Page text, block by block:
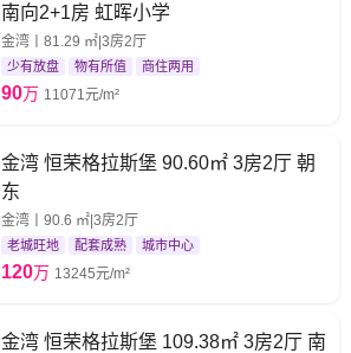
南向2+1房 虹晖小学
金湾丨81.29 ㎡|3房2厅
少有放盘 物有所值 商住两用
90万 11071元/m²
金湾 恒荣格拉斯堡 90.60㎡ 3房2厅 朝
东
金湾丨90.6 ㎡|3房2厅
老城旺地 配套成熟 城市中心
120万 13245元/m²
金湾 恒荣格拉斯堡 109.38㎡ 3房2厅 南